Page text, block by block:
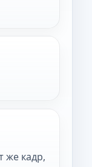
же кадр,